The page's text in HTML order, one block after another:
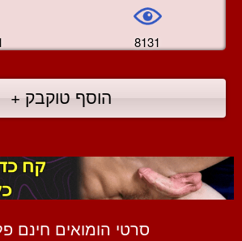
8131
הוסף טוקבק +
סרטי הומואים חינם